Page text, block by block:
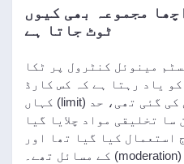
مجموعہ بھی کیوں
ٹوٹ جاتا ہے
مینوئل کنٹرول پر ٹکا
یاد رہتا ہے کہ کس کارڈ
سے اکاؤنٹ کی ادائیگی کی گئی تھی، حد (limit) کہاں
تخلیقی مواد چلایا گیا
استعمال کیا گیا تھا اور
کہاں پہلے ہی مڈریشن (moderation) کے مسائل تھے۔